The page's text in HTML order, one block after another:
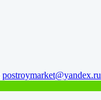
postroymarket@yandex.ru